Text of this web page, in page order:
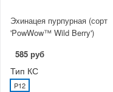
Эхинацея пурпурная (сорт
'PowWow™ Wild Berry')
585 руб
Тип КС
P12